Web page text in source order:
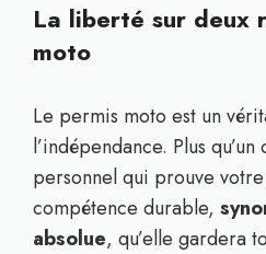
La liberté sur deux
moto
Le permis moto est un
l’indépendance. Plus
personnel qui prouve
compétence durable,
absolue, qu’elle gardera